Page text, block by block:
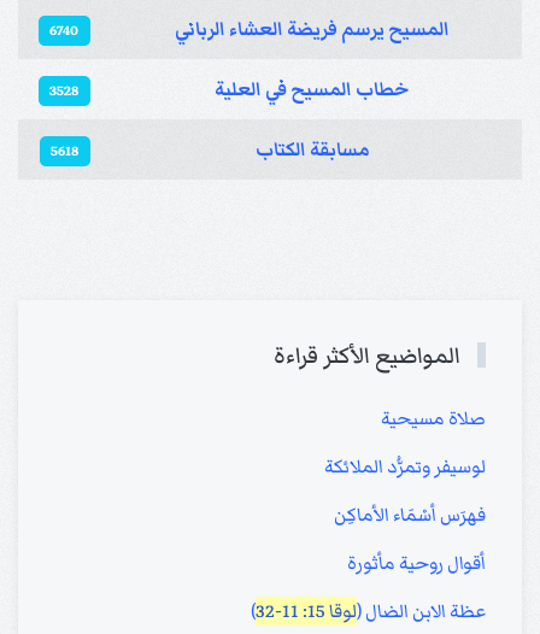
المسيح يرسم فريضة العشاء الرباني 6740
خطاب المسيح في العلية 3528
مسابقة الكتاب 5618
المواضيع الأكثر قراءة
صلاة مسيحية
لوسيفر وتمرُّد الملائكة
فهرَس أسْمَاء الأماكِن
أقوال روحية مأثورة
عظة الابن الضال (لوقا 15: 11-32 )